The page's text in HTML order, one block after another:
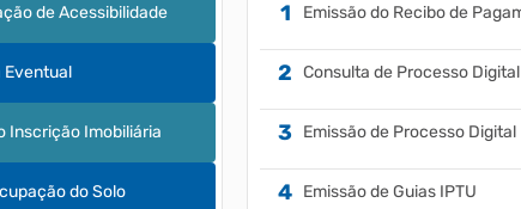
de Acessibilidade
Eventual
Inscrição Imobiliária
do Solo
Consulta de Processo Digital
Emissão de Processo Digital
Emissão de Guias IPTU